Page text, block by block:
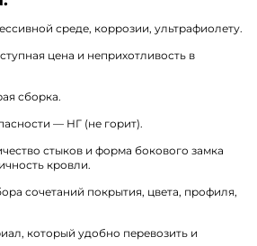
среде, коррозии, ультрафиолету.
цена и неприхотливость в
сборка.
— НГ (не горит).
стыков и форма бокового замка
кровли.
сочетаний покрытия, цвета, профиля,
который удобно перевозить и